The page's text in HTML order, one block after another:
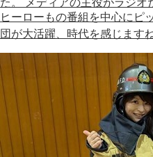
た。 メディアの主役がラジ
ヒーローもの番組を中心にピ
団が大活躍、時代を感じます